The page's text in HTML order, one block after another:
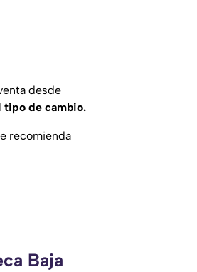
desde
tipo de cambio.
recomienda
Baja